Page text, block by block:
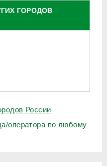
ГОРОДОВ
России
оператора по любому